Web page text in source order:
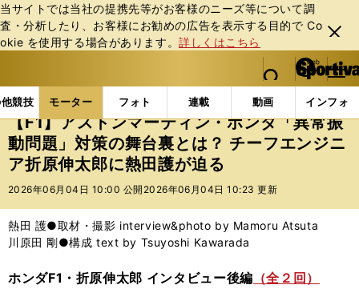
当サイトでは当社の提携先等がお客様のニーズ等について調
査・分析したり、お客様にお勧めの広告を表⽰する⽬的で Co
okie を使⽤する場合があります。詳しくはこちら
閉じ
る
web Sportiva (webスポルティーバ)
検索
マイペ
ー
ジ
メニュ
競技 モーター フォト 連載 動画 インフォ
b
ス
ポ
ル
テ
ー
バ
モーターの記事一覧 モーター F1 【F1】アスト
【F1】アストンマーティン・ホンダ「異常振
動問題」対策の舞台裏とは？ チーフエンジニ
ア折原伸太郎に熱田護が迫る
2026年06月04日 10:00 公開 2026年06月04日 10:23 更新
熱田 護●取材・撮影 interview&photo by Mamoru Atsuta
川原田 剛●構成 text by Tsuyoshi Kawarada
ホンダF1・折原伸太郎 インタビュー後編 （全２回）